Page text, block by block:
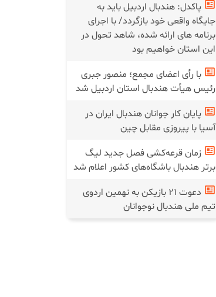
پاکدل: هندبال اردبیل باید به
جایگاه واقعی خود بازگردد/ با اجرای
برنامه های ارائه شده، شاهد تحول در
این استان خواهیم بود
با رأی اعضای مجمع؛ منصور جبری
رئیس هیأت هندبال استان اردبیل شد
پایان کار جوانان هندبال ایران در
آسیا با پیروزی مقابل چین
زمان قرعه‌کشی فصل جدید لیگ
برتر هندبال باشگاه‌های کشور اعلام شد
دعوت ۲۱ بازیکن به نهمین اردوی
تیم ملی هندبال نوجوانان